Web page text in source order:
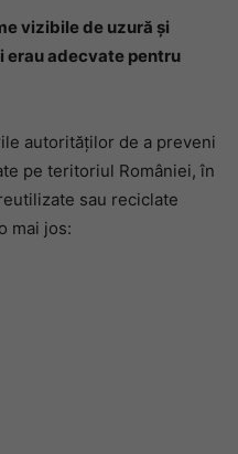
vizibile de uzură și
erau adecvate pentru
autorităților de a preveni
pe teritoriul României, în
sau reciclate
mai jos: